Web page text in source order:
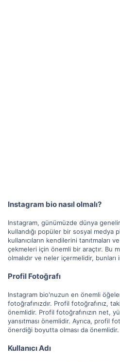
Instagram bio nasıl olmalı?
Instagram, günümüzde dünya
kullandığı popüler bir sosyal medya
kullanıcıların kendilerini tanıtmaları
çekmeleri için önemli bir araçtır. Bu
olmalıdır ve neler içermelidir,
Profil Fotoğrafı
Instagram bio'nuzun en önemli
fotoğrafınızdır. Profil fotoğrafınız,
önemlidir. Profil fotoğrafınızın net,
yansıtması önemlidir. Ayrıca, profil
önerdiği boyutta olması da önemlidir.
Kullanıcı Adı